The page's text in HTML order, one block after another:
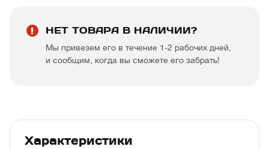
НЕТ ТОВАРА В НАЛИЧИИ?
Мы привезем его в течение 1-2 рабочих дней,
и сообщим, когда вы сможете его забрать!
Характеристики